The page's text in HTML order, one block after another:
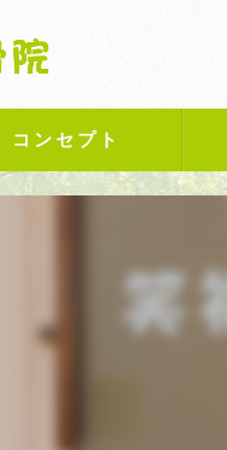
コンセプト